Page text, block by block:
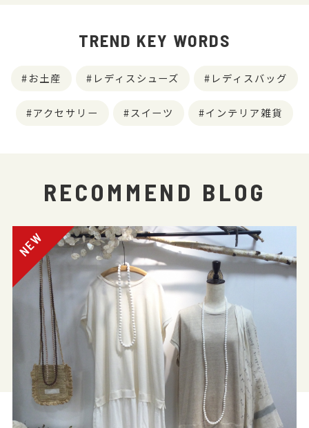
TREND KEY WORDS
お土産 レディスシューズ レディスバッグ
アクセサリー スイーツ インテリア雑貨
RECOMMEND BLOG